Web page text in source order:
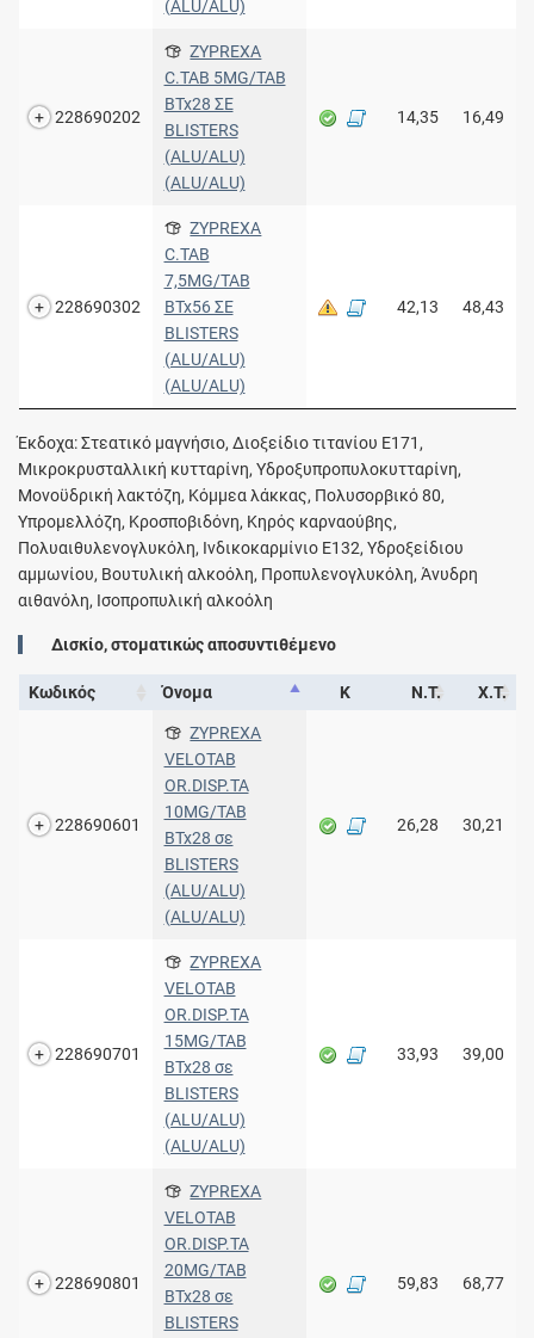
(ALU/ALU)
228690202
ZYPREXA
C.TAB 5MG/TAB
BTx28 ΣΕ
BLISTERS
(ALU/ALU)
(ALU/ALU)
14,35 16,49
228690302
ZYPREXA
C.TAB
7,5MG/TAB
BTx56 ΣΕ
BLISTERS
(ALU/ALU)
(ALU/ALU)
42,13 48,43
Έκδοχα: Στεατικό μαγνήσιο, Διοξείδιο τιτανίου E171,
Μικροκρυσταλλική κυτταρίνη, Υδροξυπροπυλοκυτταρίνη,
Μονοϋδρική λακτόζη, Κόμμεα λάκκας, Πολυσορβικό 80,
Υπρομελλόζη, Κροσποβιδόνη, Κηρός καρναούβης,
Πολυαιθυλενογλυκόλη, Ινδικοκαρμίνιο Ε132, Υδροξείδιου
αμμωνίου, Βουτυλική αλκοόλη, Προπυλενογλυκόλη, Άνυδρη
αιθανόλη, Ισοπροπυλική αλκοόλη
Δισκίο, στοματικώς αποσυντιθέμενο
Κωδικός Όνομα Κ Ν.Τ. Χ.Τ.
228690601
ZYPREXA
VELOTAB
OR.DISP.TA
10MG/TAB
BTx28 σε
BLISTERS
(ALU/ALU)
(ALU/ALU)
26,28 30,21
228690701
ZYPREXA
VELOTAB
OR.DISP.TA
15MG/TAB
BTx28 σε
BLISTERS
(ALU/ALU)
(ALU/ALU)
33,93 39,00
228690801
ZYPREXA
VELOTAB
OR.DISP.TA
20MG/TAB
BTx28 σε
BLISTERS
59,83 68,77